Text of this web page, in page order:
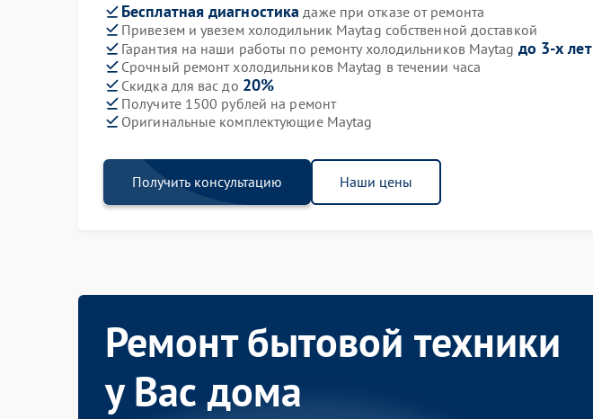
Бесплатная диагностика даже при отказе от ремонта
Привезем и увезем холодильник Maytag собственной доставкой
Гарантия на наши работы по ремонту холодильников Maytag до 3-х лет
Срочный ремонт холодильников Maytag в течении часа
Скидка для вас до 20%
Получите 1500 рублей на ремонт
Оригинальные комплектующие Maytag
Получить консультацию Наши цены
Ремонт бытовой техники
у Вас дома